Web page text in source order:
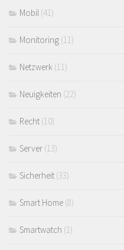
Mobil (41)
Monitoring (11)
Netzwerk (11)
Neuigkeiten (22)
Recht (10)
Server (13)
Sicherheit (33)
Smart Home (8)
Smartwatch (1)